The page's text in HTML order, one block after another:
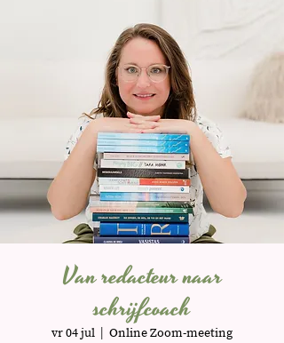
Van redacteur naar
schrijfcoach
vr 04 jul
Online Zoom-meeting